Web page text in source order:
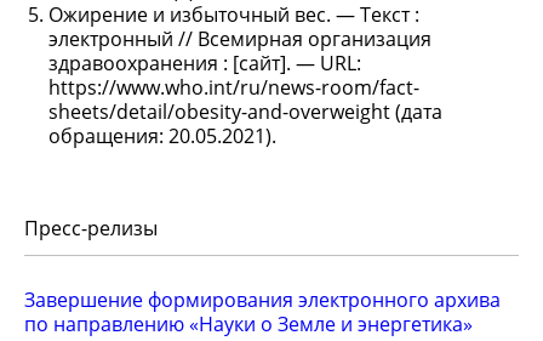
Ожирение и избыточный вес. — Текст :
электронный // Всемирная организация
здравоохранения : [сайт]. — URL:
https://www.who.int/ru/news-room/fact-
sheets/detail/obesity-and-overweight (дата
обращения: 20.05.2021).
Пресс-релизы
Завершение формирования электронного архива
по направлению «Науки о Земле и энергетика»